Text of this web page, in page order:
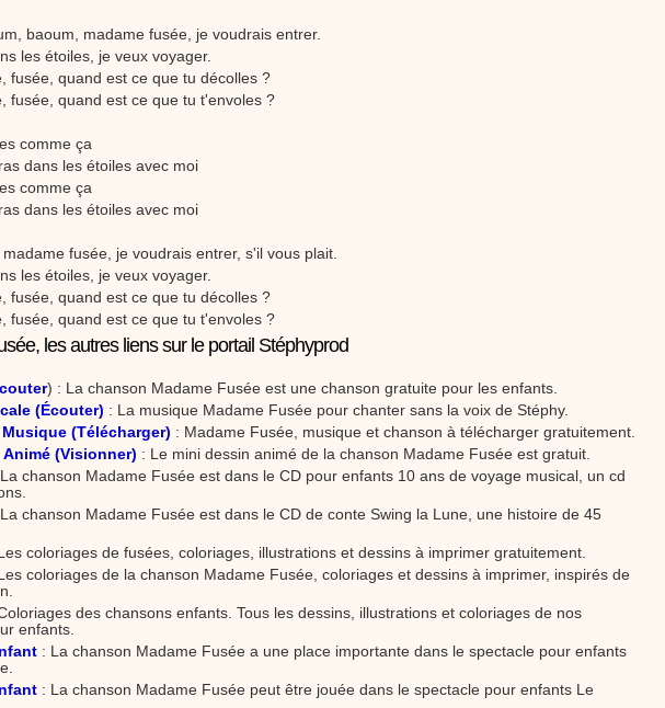
baoum, madame fusée, je voudrais entrer.
les étoiles, je veux voyager.
fusée, quand est ce que tu décolles ?
fusée, quand est ce que tu t'envoles ?
comme ça
dans les étoiles avec moi
comme ça
dans les étoiles avec moi
fusée, je voudrais entrer, s'il vous plait.
les étoiles, je veux voyager.
fusée, quand est ce que tu décolles ?
fusée, quand est ce que tu t'envoles ?
les autres liens sur le portail Stéphyprod
) : La chanson Madame Fusée est une chanson gratuite pour les enfants.
(Écouter) : La musique Madame Fusée pour chanter sans la voix de Stéphy.
(Télécharger) : Madame Fusée, musique et chanson à télécharger gratuitement.
(Visionner) : Le mini dessin animé de la chanson Madame Fusée est gratuit.
chanson Madame Fusée est dans le CD pour enfants 10 ans de voyage musical, un cd
chanson Madame Fusée est dans le CD de conte Swing la Lune, une histoire de 45
coloriages de fusées, coloriages, illustrations et dessins à imprimer gratuitement.
coloriages de la chanson Madame Fusée, coloriages et dessins à imprimer, inspirés de
des chansons enfants. Tous les dessins, illustrations et coloriages de nos
enfants.
: La chanson Madame Fusée a une place importante dans le spectacle pour enfants
: La chanson Madame Fusée peut être jouée dans le spectacle pour enfants Le